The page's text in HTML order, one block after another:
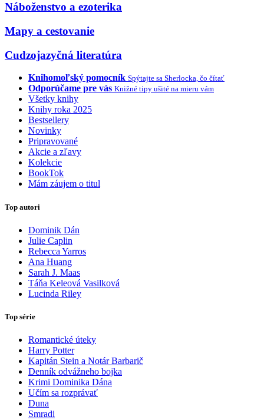
Náboženstvo a ezoterika
Mapy a cestovanie
Cudzojazyčná literatúra
Knihomoľský pomocník Spýtajte sa Sherlocka, čo čítať
Odporúčame pre vás Knižné tipy ušité na mieru vám
Všetky knihy
Knihy roka 2025
Bestsellery
Novinky
Pripravované
Akcie a zľavy
Kolekcie
BookTok
Mám záujem o titul
Top autori
Dominik Dán
Julie Caplin
Rebecca Yarros
Ana Huang
Sarah J. Maas
Táňa Keleová Vasilková
Lucinda Riley
Top série
Romantické úteky
Harry Potter
Kapitán Stein a Notár Barbarič
Denník odvážneho bojka
Krimi Dominika Dána
Učím sa rozprávať
Duna
Smradi